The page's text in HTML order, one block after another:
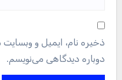
ذخیره نام، ایمیل و
دوباره دیدگاهی می‌نویسم.